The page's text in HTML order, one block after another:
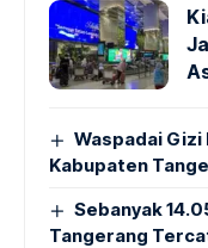
Waspadai Gizi
Kabupaten
Sebanyak
Tangerang